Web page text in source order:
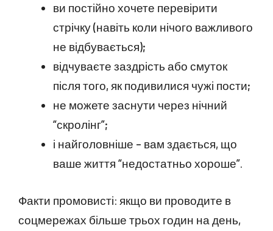
ви постійно хочете перевірити
стрічку (навіть коли нічого важливого
не відбувається);
відчуваєте заздрість або смуток
після того, як подивилися чужі пости;
не можете заснути через нічний
“скролінг”;
і найголовніше – вам здається, що
ваше життя “недостатньо хороше”.
Факти промовисті: якщо ви проводите в
соцмережах більше трьох годин на день,